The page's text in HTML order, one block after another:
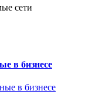
сети
в бизнесе